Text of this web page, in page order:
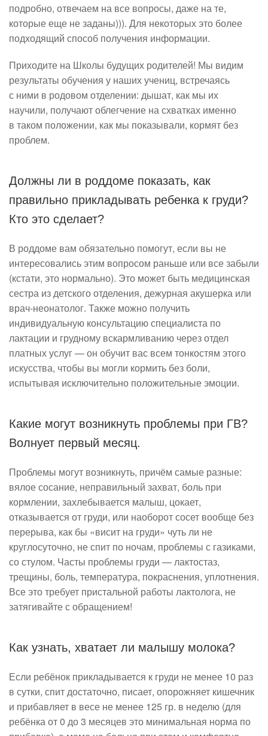
подробно, отвечаем на все вопросы, даже на те,
которые еще не заданы))). Для некоторых это более
подходящий способ получения информации.
Приходите на Школы будущих родителей! Мы видим
результаты обучения у наших учениц, встречаясь
с ними в родовом отделении: дышат, как мы их
научили, получают облегчение на схватках именно
в таком положении, как мы показывали, кормят без
проблем.
Должны ли в роддоме показать, как
правильно прикладывать ребенка к груди?
Кто это сделает?
В роддоме вам обязательно помогут, если вы не
интересовались этим вопросом раньше или все забыли
(кстати, это нормально). Это может быть медицинская
сестра из детского отделения, дежурная акушерка или
врач-неонатолог. Также можно получить
индивидуальную консультацию специалиста по
лактации и грудному вскармливанию через отдел
платных услуг — он обучит вас всем тонкостям этого
искусства, чтобы вы могли кормить без боли,
испытывая исключительно положительные эмоции.
Какие могут возникнуть проблемы при ГВ?
Волнует первый месяц.
Проблемы могут возникнуть, причём самые разные:
вялое сосание, неправильный захват, боль при
кормлении, захлебывается малыш, цокает,
отказывается от груди, или наоборот сосет вообще без
перерыва, как бы «висит на груди» чуть ли не
круглосуточно, не спит по ночам, проблемы с газиками,
со стулом. Часты проблемы груди — лактостаз,
трещины, боль, температура, покраснения, уплотнения.
Все это требует пристальной работы лактолога, не
затягивайте с обращением!
Как узнать, хватает ли малышу молока?
Если ребёнок прикладывается к груди не менее 10 раз
в сутки, спит достаточно, писает, опорожняет кишечник
и прибавляет в весе не менее 125 гр. в неделю (для
ребёнка от 0 до 3 месяцев это минимальная норма по